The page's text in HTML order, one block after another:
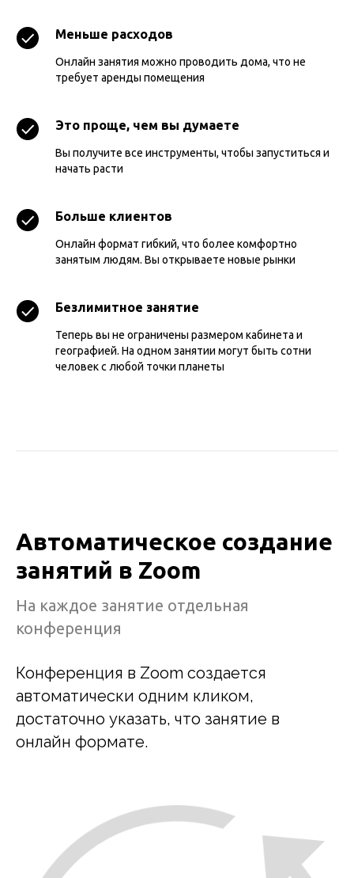
Меньше расходов
Онлайн занятия можно проводить дома, что не
требует аренды помещения
Это проще, чем вы думаете
Вы получите все инструменты, чтобы запуститься и
начать расти
Больше клиентов
Онлайн формат гибкий, что более комфортно
занятым людям. Вы открываете новые рынки
Безлимитное занятие
Теперь вы не ограничены размером кабинета и
географией. На одном занятии могут быть сотни
человек с любой точки планеты
Автоматическое создание
занятий в Zoom
На каждое занятие отдельная
конференция
Конференция в Zoom создается
автоматически одним кликом,
достаточно указать, что занятие в
онлайн формате.